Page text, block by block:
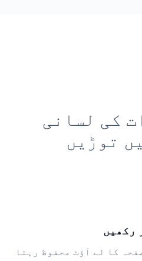
کی لسانی
توڑیں
رکھیں
کا لے آؤٹ محفوظ رہتا